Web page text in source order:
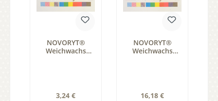
NOVORYT®
Weichwachs
Regulärer Preis:
3,24 €
NOVORYT®
Weichwachs
Regulärer Preis:
16,18 €